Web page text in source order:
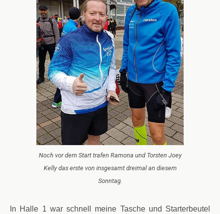
Noch vor dem Start trafen Ramona und Torsten Joey
Kelly das erste von insgesamt dreimal an diesem
Sonntag.
In Halle 1 war schnell meine Tasche und Starterbeutel